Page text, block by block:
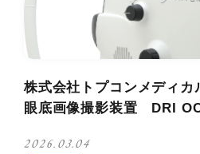
株式会社トプコンメディ
眼底画像撮影装置 DRI
2026.03.04